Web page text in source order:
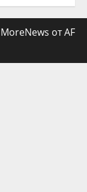
MoreNews от AF